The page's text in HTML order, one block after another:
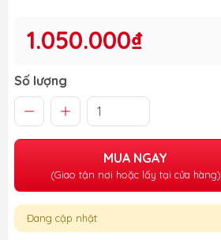
1.050.000₫
Số lượng
MUA NGAY
(Giao tận nơi hoặc lấy tại cửa hàng)
Đang cập nhật